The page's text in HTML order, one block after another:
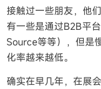
接触过一些朋友，他
有一些是通过B2B平
Source等等），但是
化率越来越低。
确实在早几年，在展